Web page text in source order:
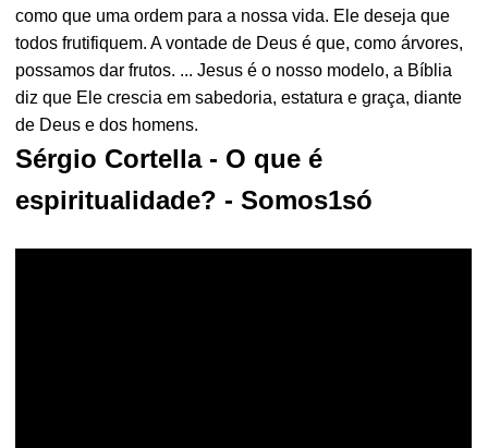
como que uma ordem para a nossa vida. Ele deseja que
todos frutifiquem. A vontade de Deus é que, como árvores,
possamos dar frutos. ... Jesus é o nosso modelo, a Bíblia
diz que Ele crescia em sabedoria, estatura e graça, diante
de Deus e dos homens.
Sérgio Cortella - O que é
espiritualidade? - Somos1só